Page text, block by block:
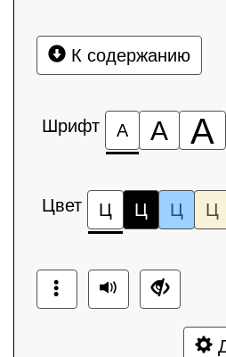
К содержанию
Шрифт А А А
Цвет Ц Ц Ц Ц